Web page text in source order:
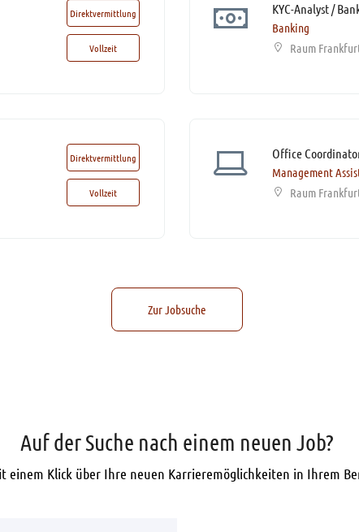
Direktvermittlung
Vollzeit
Banking
Raum
Direktvermittlung
Vollzeit
Management
Raum
Zur Jobsuche
Auf der Suche nach einem neuen Job?
einem Klick über Ihre neuen Karrieremöglichkeiten in Ihrem